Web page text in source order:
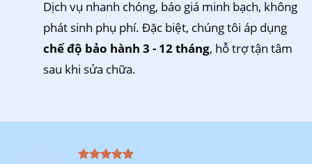
Dịch vụ nhanh chóng, báo giá minh bạch, không
phát sinh phụ phí. Đặc biệt, chúng tôi áp dụng
chế độ bảo hành 3 - 12 tháng, hỗ trợ tận tâm
sau khi sửa chữa.